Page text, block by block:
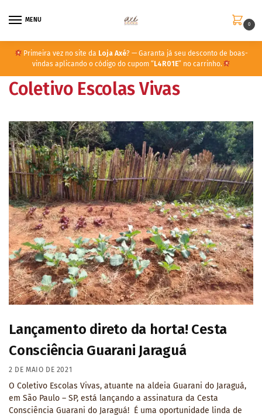
MENU
0
Primeira vez no site da Loja Axé? — Garanta já seu desconto de boas-
vindas aplicando o código do cupom “ L4R01E” no carrinho.
Coletivo Escolas Vivas
Lançamento direto da horta! Cesta
Consciência Guarani Jaraguá
2 DE MAIO DE 2021
O Coletivo Escolas Vivas, atuante na aldeia Guarani do Jaraguá,
em São Paulo – SP, está lançando a assinatura da Cesta
Consciência Guarani do Jaraguá! É uma oportunidade linda de